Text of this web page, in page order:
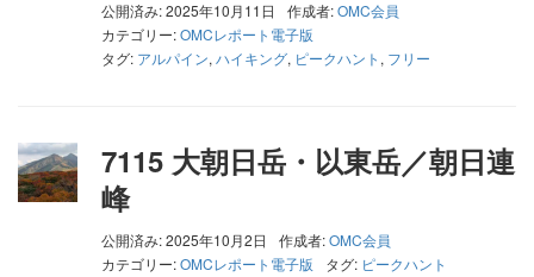
公開済み: 2025年10月11日 作成者:OMC会員
カテゴリー:OMCレポート電子版
タグ: アルパイン, ハイキング, ピークハント , フリー
7115 大朝日岳・以東岳／朝日連
峰
公開済み: 2025年10月2日 作成者:OMC会員
カテゴリー:OMCレポート電子版 タグ: ピークハント